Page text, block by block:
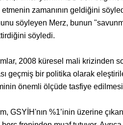
etmenin zamanının geldiğini
söyleyen Merz, bunun
söyledi.
2008 küresel mali krizinden
geçmiş bir politika olarak
önemli ölçüde tasfiye
GSYİH'nın %1’inin üzerine